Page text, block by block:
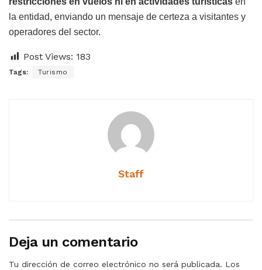
la entidad, enviando un mensaje de certeza a visitantes y
operadores del sector.
Post Views: 183
Tags: Turismo
Staff
Deja un comentario
Tu dirección de correo electrónico no será publicada. Los